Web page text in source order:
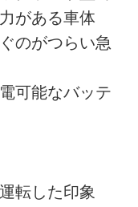
がある車体
のがつらい急
可能なバッテ
転した印象